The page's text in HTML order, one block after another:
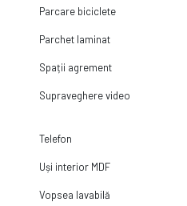
Parcare biciclete
Parchet laminat
Spații agrement
Supraveghere video
Telefon
Uși interior MDF
Vopsea lavabilă